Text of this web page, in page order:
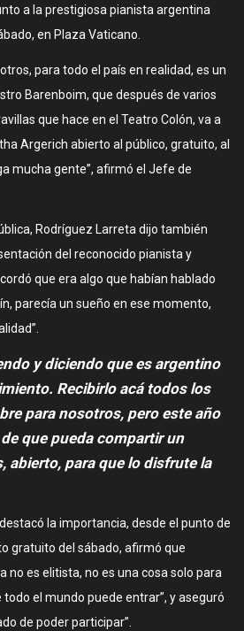
a la prestigiosa pianista argentina
en Plaza Vaticano.
para todo el país en realidad, es un
Barenboim, que después de varios
que hace en el Teatro Colón, va a
Argerich abierto al público, gratuito, al
mucha gente”, afirmó el Jefe de
Rodríguez Larreta dijo también
del reconocido pianista y
que era algo que habían hablado
parecía un sueño en ese momento,
y diciendo que es argentino
Recibirlo acá todos los
para nosotros, pero este año
que pueda compartir un
abierto, para que lo disfrute la
la importancia, desde el punto de
gratuito del sábado, afirmó que
no es elitista, no es una cosa solo para
todo el mundo puede entrar”, y aseguró
de poder participar”.